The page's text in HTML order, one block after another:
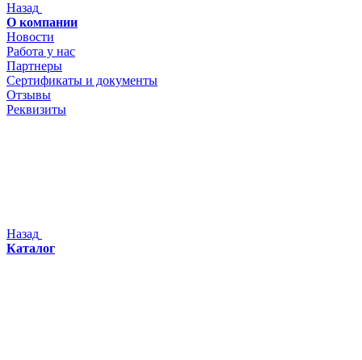
Назад
О компании
Новости
Работа у нас
Партнеры
Сертификаты и документы
Отзывы
Реквизиты
Назад
Каталог